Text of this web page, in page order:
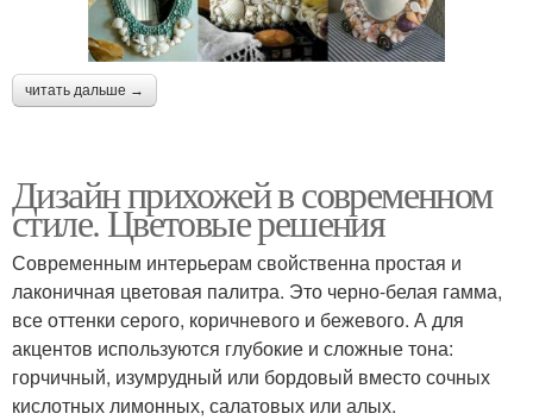
читать дальше →
Дизайн прихожей в современном
стиле. Цветовые решения
Современным интерьерам свойственна простая и
лаконичная цветовая палитра. Это черно-белая гамма,
все оттенки серого, коричневого и бежевого. А для
акцентов используются глубокие и сложные тона:
горчичный, изумрудный или бордовый вместо сочных
кислотных лимонных, салатовых или алых.